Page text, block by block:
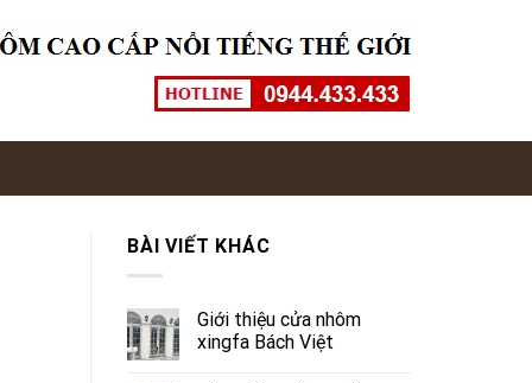
BÀI VIẾT KHÁC
Giới thiệu cửa nhôm
xingfa Bách Việt